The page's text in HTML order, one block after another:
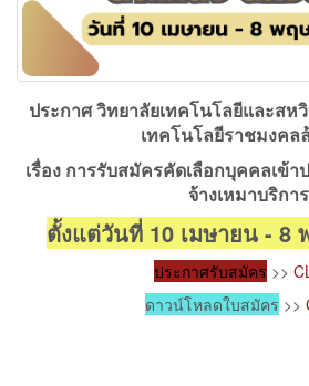
ประกาศ วิทยาลัยเทคโนโลยีและสห
เทคโนโลยีราชมงคล
เรื่อง การรับสมัครคัดเลือกบุคคลเข้
จ้างเหมาบริการ
ตั้งแต่วันที่ 10 เมษายน - 8
ประกาศรับสมัคร >>
ดาวน์โหลดใบสมัคร >>